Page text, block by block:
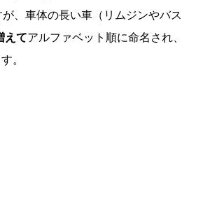
が、車体の長い車（リムジンやバス
えてアルファベット順に命名され、
。